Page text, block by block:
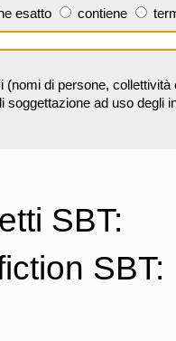
esatto contiene
(nomi di persone,
soggettazione ad uso degli
SBT:
SBT: